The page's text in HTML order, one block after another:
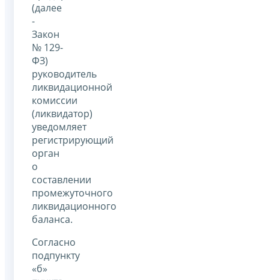
(далее
-
Закон
№ 129-
ФЗ)
руководитель
ликвидационной
комиссии
(ликвидатор)
уведомляет
регистрирующий
орган
о
составлении
промежуточного
ликвидационного
баланса.
Согласно
подпункту
«б»